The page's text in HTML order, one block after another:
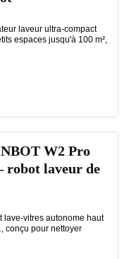
laveur ultra-compact
espaces jusqu'à 100 m²,
W2 Pro
robot laveur de
lave-vitres autonome haut
conçu pour nettoyer